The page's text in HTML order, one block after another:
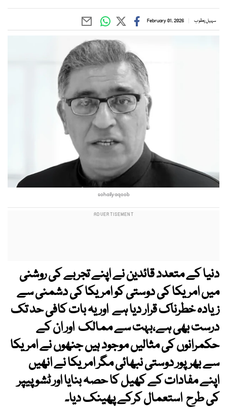
سہیل یعقوب February 01, 2026
sohailyaqoob
دنیا کے متعدد قائدین نے اپنے تجربے کی روشنی
میں امریکا کی دوستی کو امریکا کی دشمنی سے
زیادہ خطرناک قرار دیا ہے اور یہ بات کافی حد تک
درست بھی ہے،بہت سے ممالک اور ان کے
حکمرانوں کی مثالیں موجود ہیں جنھوں نے امریکا
سے بھرپور دوستی نبھائی مگر امریکا نے انھیں
اپنے مفادات کے کھیل کا حصہ بنایا اور ٹشو پیپر
کی طرح استعمال کرکے پھینک دیا۔